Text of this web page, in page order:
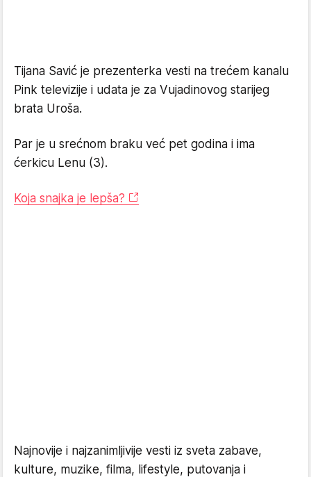
Tijana Savić je prezenterka vesti na trećem kanalu
Pink televizije i udata je za Vujadinovog starijeg
brata Uroša.
Par je u srećnom braku već pet godina i ima
ćerkicu Lenu (3).
Koja snajka je lepša?
Najnovije i najzanimljivije vesti iz sveta zabave,
kulture, muzike, filma, lifestyle, putovanja i